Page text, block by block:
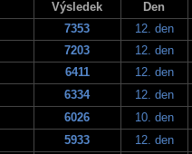
Výsledek
Den
7353
12. den
7203
12. den
6411
12. den
6334
12. den
6026
10. den
5933
12. den